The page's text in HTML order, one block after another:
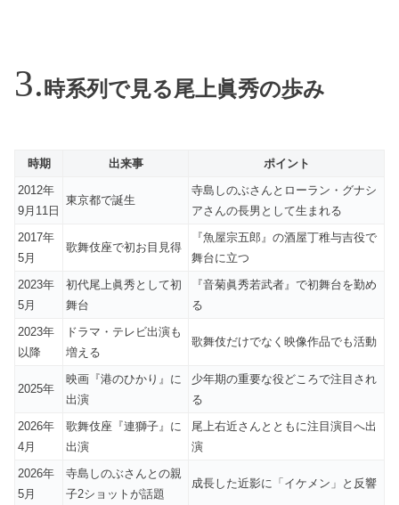
時系列で見る尾上眞秀の歩み
時期 出来事
ポイント
2012年
9月11日
東京都で誕生
寺島しのぶさんとローラン・グナシ
アさんの長男として生まれる
2017年
5月
歌舞伎座で初お目見得
『魚屋宗五郎』の酒屋丁稚与吉役で
舞台に立つ
2023年
5月
初代尾上眞秀として初
舞台
『音菊眞秀若武者』で初舞台を勤め
る
2023年
以降
ドラマ・テレビ出演も
増える
歌舞伎だけでなく映像作品でも活動
2025年
映画『港のひかり』に
出演
少年期の重要な役どころで注目され
る
2026年
4月
歌舞伎座『連獅子』に
出演
尾上右近さんとともに注目演目へ出
演
2026年
5月
寺島しのぶさんとの親
子2ショットが話題
成長した近影に「イケメン」と反響